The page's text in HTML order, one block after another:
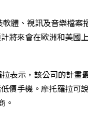
體、視訊及音樂檔案
將來會在歐洲和美國
表示，該公司的計畫
價手機。摩托羅拉可
。